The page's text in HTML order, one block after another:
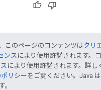
このページのコンテンツはクリ
ンスにより使用許諾されます。
により使用許諾されます。詳し
リシー をご覧ください。Java
。